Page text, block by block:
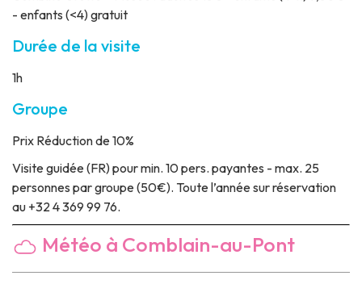
- enfants (<4) gratuit
Durée de la visite
1h
Groupe
Prix Réduction de 10%
Visite guidée(FR) pour min. 10 pers. payantes - max. 25
personnes par groupe (50€). Toute l’année sur réservation
au +32 4 369 99 76.
Météo à Comblain-au-Pont